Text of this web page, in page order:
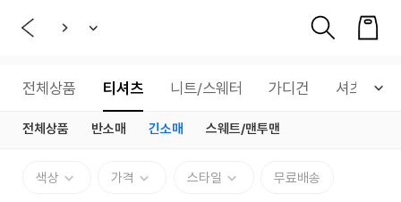
전체상품 티셔츠 니트/스웨터 가디건 셔츠
전체상품 반소매 긴소매 스웨트/맨투맨
색상 가격 스타일 무료배송